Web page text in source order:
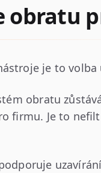
obratu
je to
obratu
firmu. Je to